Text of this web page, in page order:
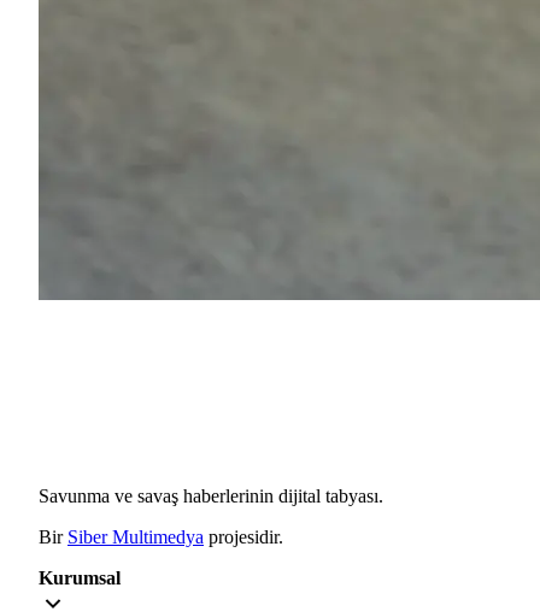
Savunma ve savaş haberlerinin dijital tabyası.
Bir Siber Multimedya projesidir.
Kurumsal